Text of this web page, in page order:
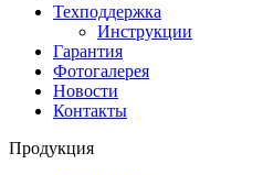
Техподдержка
Инструкции
Гарантия
Фотогалерея
Новости
Контакты
Продукция